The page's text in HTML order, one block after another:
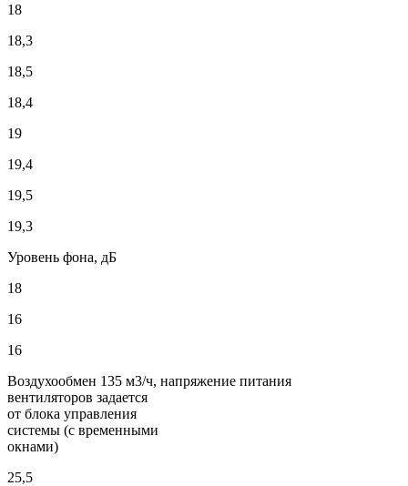
18
18,3
18,5
18,4
19
19,4
19,5
19,3
Уровень фона, дБ
18
16
16
Воздухообмен 135 м3/ч, напряжение питания
вентиляторов задается
от блока управления
системы (с временными
окнами)
25,5